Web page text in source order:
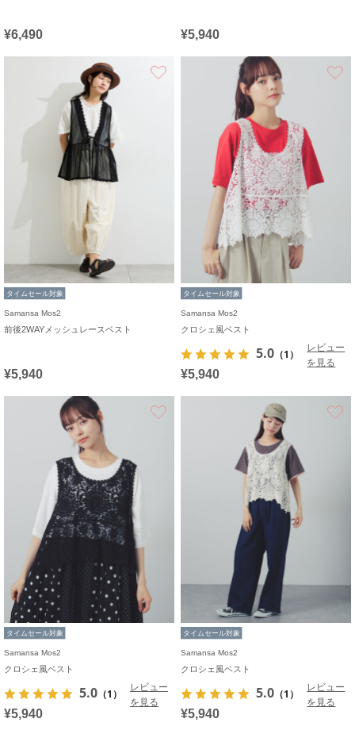
¥6,490 ¥5,940
タイムセール対象
Samansa Mos2
前後2WAYメッシュレースベスト
¥5,940
タイムセール対象
Samansa Mos2
クロシェ風ベスト
5.0 （1）
レビュー
を見る
¥5,940
タイムセール対象
Samansa Mos2
クロシェ風ベスト
5.0 （1）
レビュー
を見る
¥5,940
タイムセール対象
Samansa Mos2
クロシェ風ベスト
5.0 （1）
レビュー
を見る
¥5,940